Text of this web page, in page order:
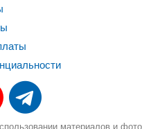
материалов и фото